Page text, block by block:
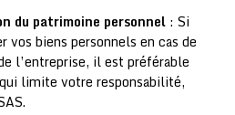
du patrimoine personnel : Si
vos biens personnels en cas de
l’entreprise, il est préférable
limite votre responsabilité,